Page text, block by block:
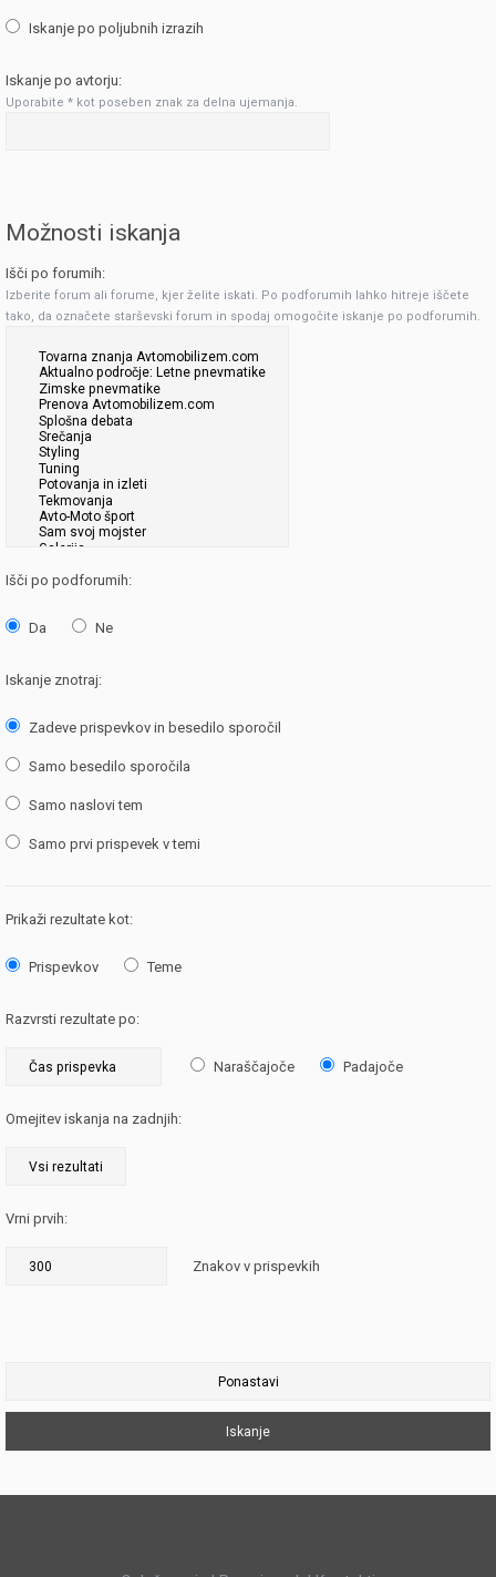
Iskanje po poljubnih izrazih
Iskanje po avtorju:
Uporabite * kot poseben znak za delna ujemanja.
Možnosti iskanja
Išči po forumih:
Izberite forum ali forume, kjer želite iskati. Po podforumih lahko hitreje iščete
tako, da označete starševski forum in spodaj omogočite iskanje po podforumih.
Išči po podforumih:
Da Ne
Iskanje znotraj:
Zadeve prispevkov in besedilo sporočil
Samo besedilo sporočila
Samo naslovi tem
Samo prvi prispevek v temi
Prikaži rezultate kot:
Prispevkov Teme
Razvrsti rezultate po:
Naraščajoče Padajoče
Omejitev iskanja na zadnjih:
Vrni prvih:
Znakov v prispevkih